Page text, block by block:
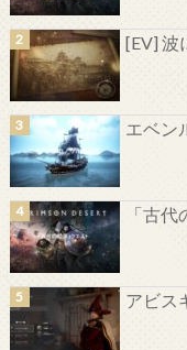
[EV] 波
エベン
「古
アビス